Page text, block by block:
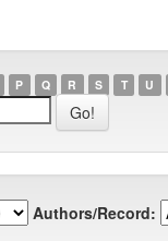
P Q R S T U
Authors/Record: